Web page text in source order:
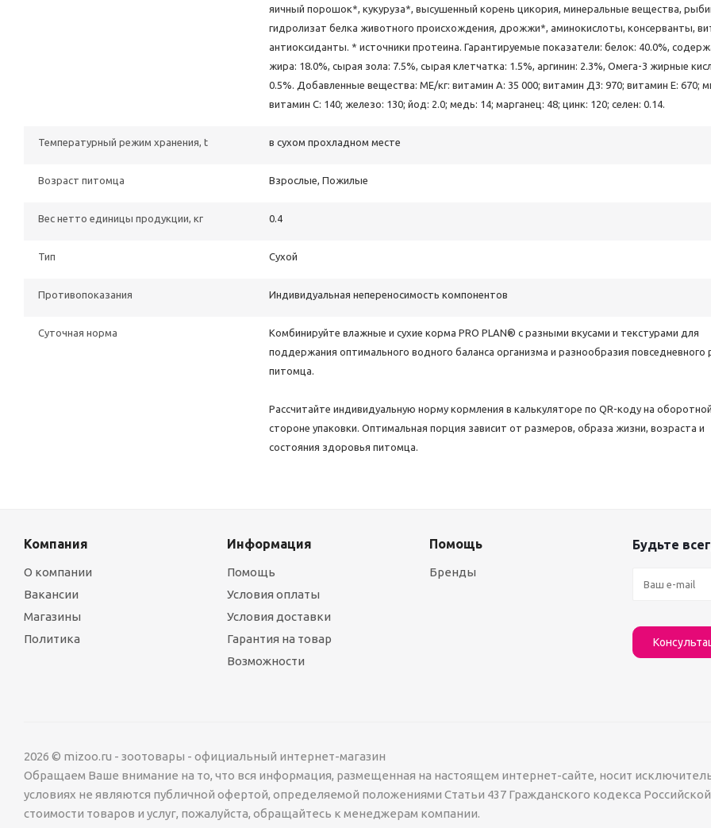
яичный порошок*, кукуруза*, высушенный корень цикория, минеральные вещества,
гидролизат белка животного происхождения, дрожжи*, аминокислоты, консерванты,
антиоксиданты. * источники протеина. Гарантируемые показатели: белок: 40.0%,
жира: 18.0%, сырая зола: 7.5%, сырая клетчатка: 1.5%, аргинин: 2.3%, Омега-3 жирные
0.5%. Добавленные вещества: МЕ/кг: витамин А: 35 000; витамин Д3: 970; витамин E: 670;
витамин C: 140; железо: 130; йод: 2.0; медь: 14; марганец: 48; цинк: 120; селен: 0.14.
Температурный режим хранения, t в сухом прохладном месте
Возраст питомца Взрослые, Пожилые
Вес нетто единицы продукции, кг 0.4
Тип Сухой
Противопоказания Индивидуальная непереносимость компонентов
Суточная норма
Комбинируйте влажные и сухие корма PRO PLAN® с разными вкусами и текстурами для
поддержания оптимального водного баланса организма и разнообразия повседневного
питомца.
Рассчитайте индивидуальную норму кормления в калькуляторе по QR-коду на оборотной
стороне упаковки. Оптимальная порция зависит от размеров, образа жизни, возраста и
состояния здоровья питомца.
Компания
О компании
Вакансии
Магазины
Политика
Информация
Помощь
Условия оплаты
Условия доставки
Гарантия на товар
Возможности
Помощь
Бренды
Будьте
2026 © mizoo.ru - зоотовары - официальный интернет-магазин
Обращаем Ваше внимание на то, что вся информация, размещенная на настоящем интернет-сайте, носит
условиях не являются публичной офертой, определяемой положениями Статьи 437 Гражданского кодекса
стоимости товаров и услуг, пожалуйста, обращайтесь к менеджерам компании.